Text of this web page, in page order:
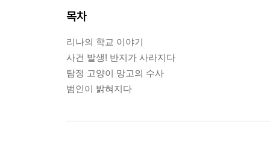
목차
리나의 학교 이야기
사건 발생! 반지가 사라지다
탐정 고양이 망고의 수사
범인이 밝혀지다